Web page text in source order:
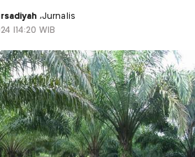
,Jurnalis
|14:20 WIB